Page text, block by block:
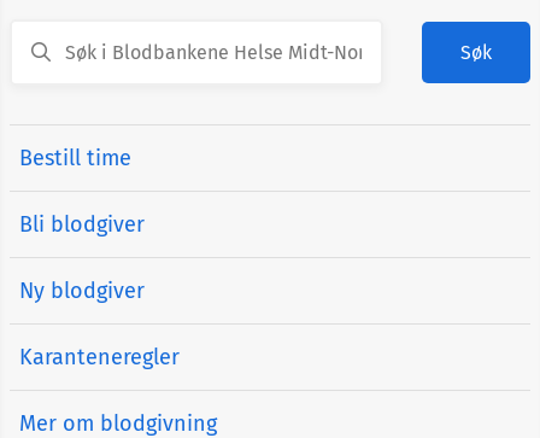
Søk
Bestill time
Bli blodgiver
Ny blodgiver
Karanteneregler
Mer om blodgivning